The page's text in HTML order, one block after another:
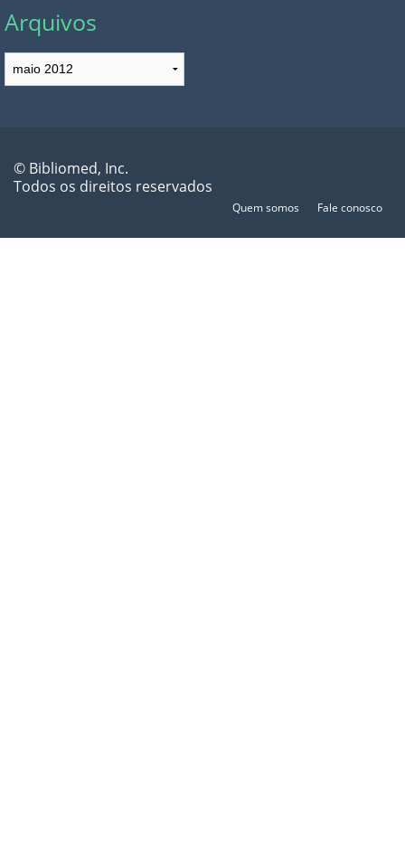
Arquivos
Arquivos
© Bibliomed, Inc.
Todos os direitos reservados
Quem somos Fale conosco